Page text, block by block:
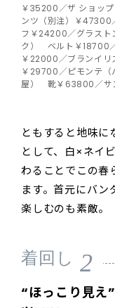
￥35200／ザ ショッ
ンツ（別注）￥
フ￥24200／グラスト
ク） ベルト￥18700
￥22000／ブランイ
￥29700／ピモンテ
屋） 靴￥63800／サ
ともすると地味に
として、白×ネイ
わることでこの春
ます。首元にバン
楽しむのも素敵。
着回し 2
“ほっこり見え